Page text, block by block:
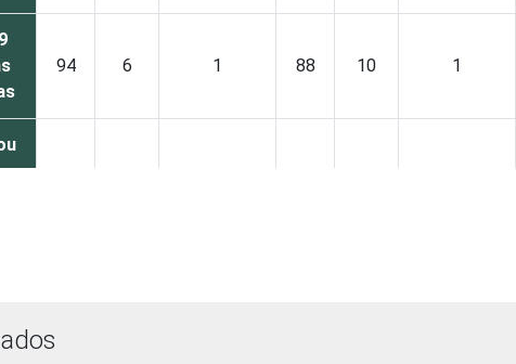
94 6 1 88 10 1
a dez/2013